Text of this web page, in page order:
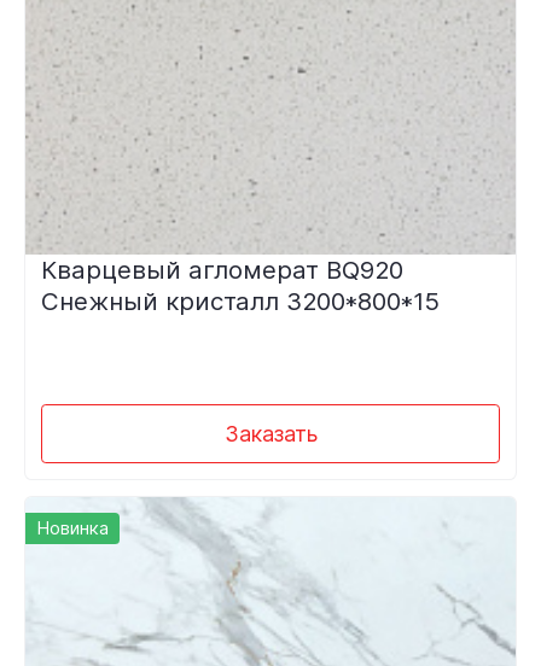
Кварцевый агломерат BQ920
Снежный кристалл 3200*800*15
Заказать
Новинка